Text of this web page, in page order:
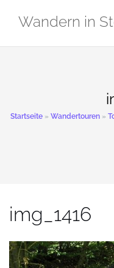
InhaltWandern in
Startseite» Wandertouren»
img_1416